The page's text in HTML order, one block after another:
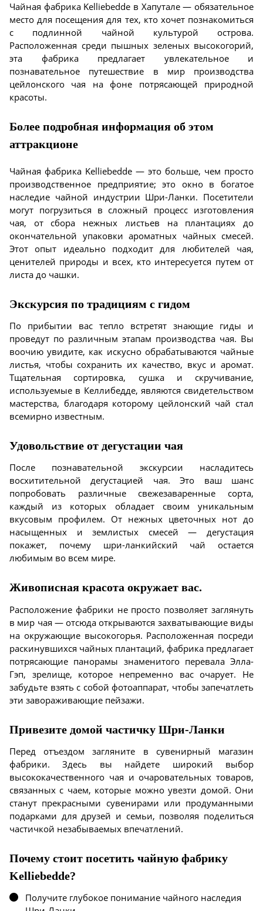
Чайная фабрика Kelliebedde в Хапутале — обязательное
место для посещения для тех, кто хочет познакомиться
с подлинной чайной культурой острова.
Расположенная среди пышных зеленых высокогорий,
эта фабрика предлагает увлекательное и
познавательное путешествие в мир производства
цейлонского чая на фоне потрясающей природной
красоты.
Более подробная информация об этом
аттракционе
Чайная фабрика Kelliebedde — это больше, чем просто
производственное предприятие; это окно в богатое
наследие чайной индустрии Шри-Ланки. Посетители
могут погрузиться в сложный процесс изготовления
чая, от сбора нежных листьев на плантациях до
окончательной упаковки ароматных чайных смесей.
Этот опыт идеально подходит для любителей чая,
ценителей природы и всех, кто интересуется путем от
листа до чашки.
Экскурсия по традициям с гидом
По прибытии вас тепло встретят знающие гиды и
проведут по различным этапам производства чая. Вы
воочию увидите, как искусно обрабатываются чайные
листья, чтобы сохранить их качество, вкус и аромат.
Тщательная сортировка, сушка и скручивание,
используемые в Келлибедде, являются свидетельством
мастерства, благодаря которому цейлонский чай стал
всемирно известным.
Удовольствие от дегустации чая
После познавательной экскурсии насладитесь
восхитительной дегустацией чая. Это ваш шанс
попробовать различные свежезаваренные сорта,
каждый из которых обладает своим уникальным
вкусовым профилем. От нежных цветочных нот до
насыщенных и землистых смесей — дегустация
покажет, почему шри-ланкийский чай остается
любимым во всем мире.
Живописная красота окружает вас.
Расположение фабрики не просто позволяет заглянуть
в мир чая — отсюда открываются захватывающие виды
на окружающие высокогорья. Расположенная посреди
раскинувшихся чайных плантаций, фабрика предлагает
потрясающие панорамы знаменитого перевала Элла-
Гэп, зрелище, которое непременно вас очарует. Не
забудьте взять с собой фотоаппарат, чтобы запечатлеть
эти завораживающие пейзажи.
Привезите домой частичку Шри-Ланки
Перед отъездом загляните в сувенирный магазин
фабрики. Здесь вы найдете широкий выбор
высококачественного чая и очаровательных товаров,
связанных с чаем, которые можно увезти домой. Они
станут прекрасными сувенирами или продуманными
подарками для друзей и семьи, позволяя поделиться
частичкой незабываемых впечатлений.
Почему стоит посетить чайную фабрику
Kelliebedde?
Получите глубокое понимание чайного наследия